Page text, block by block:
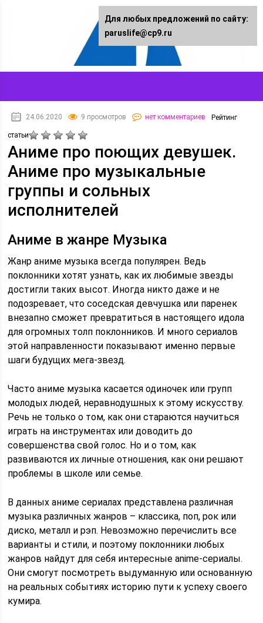
24.06.2020 9 просмотров нет комментариев Рейтинг
статьи
Аниме про поющих девушек.
Аниме про музыкальные
группы и сольных
исполнителей
Аниме в жанре Музыка
Жанр аниме музыка всегда популярен. Ведь
поклонники хотят узнать, как их любимые звезды
достигли таких высот. Иногда никто даже и не
подозревает, что соседская девчушка или паренек
внезапно сможет превратиться в настоящего идола
для огромных толп поклонников. И много сериалов
этой направленности показывают именно первые
шаги будущих мега-звезд.
Часто аниме музыка касается одиночек или групп
молодых людей, неравнодушных к этому искусству.
Речь не только о том, как они стараются научиться
играть на инструментах или доводить до
совершенства свой голос. Но и о том, как
развиваются их личные отношения, как они решают
проблемы в школе или семье.
В данных аниме сериалах представлена различная
музыка различных жанров – классика, поп, рок или
диско, металл и рэп. Невозможно перечислить все
варианты и стили, и поэтому поклонники любых
жанров найдут для себя интересные anime-сериалы.
Они смогут посмотреть выдуманную или основанную
на реальных событиях историю пути к успеху своего
кумира.
Для любых предложений по сайту:
paruslife@cp9.ru